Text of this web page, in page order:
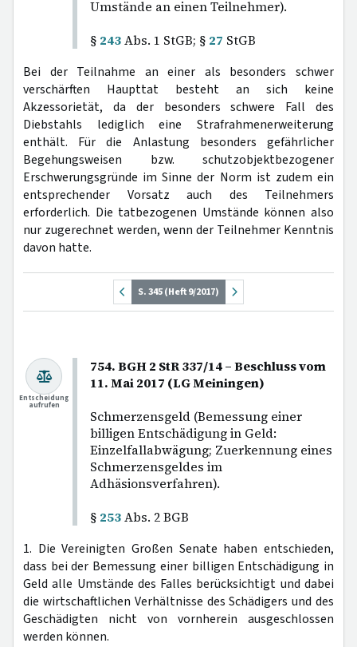
Umstände an einen Teilnehmer).
§ 243Abs. 1 StGB; § 27 StGB
Bei der Teilnahme an einer als besonders schwer
verschärften Haupttat besteht an sich keine
Akzessorietät, da der besonders schwere Fall des
Diebstahls lediglich eine Strafrahmenerweiterung
enthält. Für die Anlastung besonders gefährlicher
Begehungsweisen bzw. schutzobjektbezogener
Erschwerungsgründe im Sinne der Norm ist zudem ein
entsprechender Vorsatz auch des Teilnehmers
erforderlich. Die tatbezogenen Umstände können also
nur zugerechnet werden, wenn der Teilnehmer Kenntnis
davon hatte.
S. 345 (Heft 9/2017)
754. BGH 2 StR 337/14 – Beschluss vom
11. Mai 2017 (LG Meiningen)
Schmerzensgeld (Bemessung einer
billigen Entschädigung in Geld:
Einzelfallabwägung; Zuerkennung eines
Schmerzensgeldes im
Adhäsionsverfahren).
§ 253Abs. 2 BGB
Entscheidung
aufrufen
1. Die Vereinigten Großen Senate haben entschieden,
dass bei der Bemessung einer billigen Entschädigung in
Geld alle Umstände des Falles berücksichtigt und dabei
die wirtschaftlichen Verhältnisse des Schädigers und des
Geschädigten nicht von vornherein ausgeschlossen
werden können.